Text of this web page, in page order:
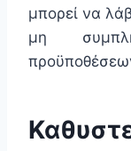
μπορεί να
μη